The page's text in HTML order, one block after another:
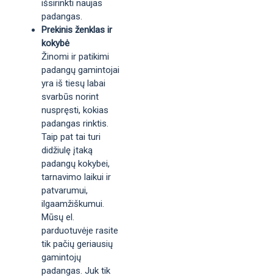
išsirinkti naujas
padangas.
Prekinis ženklas ir
kokybė
Žinomi ir patikimi
padangų gamintojai
yra iš tiesų labai
svarbūs norint
nuspręsti, kokias
padangas rinktis.
Taip pat tai turi
didžiulę įtaką
padangų kokybei,
tarnavimo laikui ir
patvarumui,
ilgaamžiškumui.
Mūsų el.
parduotuvėje rasite
tik pačių geriausių
gamintojų
padangas. Juk tik